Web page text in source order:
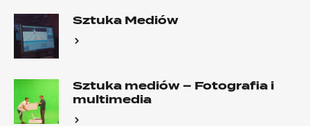
Sztuka Mediów
Sztuka mediów – Fotografia i
multimedia